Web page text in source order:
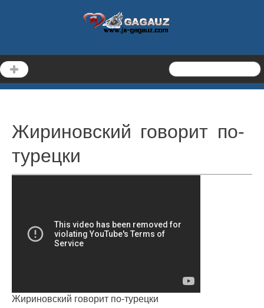
Жириновский говорит по-
турецки
Жириновский говорит по-турецки